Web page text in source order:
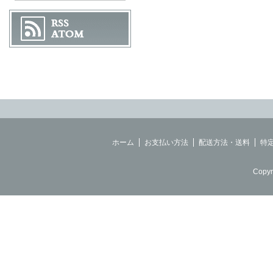
ホーム お支払い方法 配送方法・送料 特